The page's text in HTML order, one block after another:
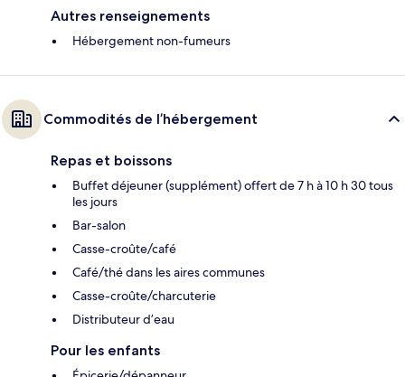
Autres renseignements
Hébergement non-fumeurs
Commodités de l’hébergement
Repas et boissons
Buffet déjeuner (supplément) offert de 7 h à 10 h 30 tous
les jours
Bar-salon
Casse-croûte/café
Café/thé dans les aires communes
Casse-croûte/charcuterie
Distributeur d’eau
Pour les enfants